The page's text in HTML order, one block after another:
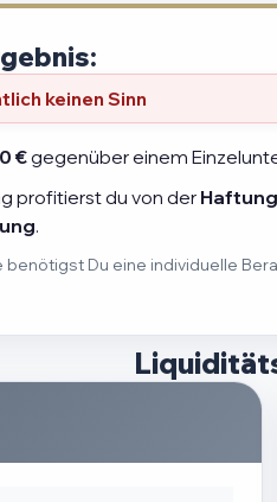
keinen Sinn
€gegenüber einem
profitierst du von der
.
Du eine individuelle